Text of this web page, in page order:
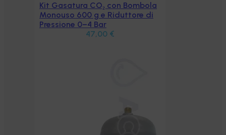
Aggiungi al carrello
Kit Gasatura CO₂ con Bombola
Monouso 600 g e Riduttore di
Pressione 0–4 Bar
47,00 €